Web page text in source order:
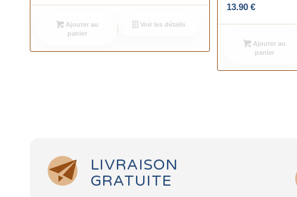
Ajouter au
panier
Voir les détails
13.90€
Ajouter au
panier
LIVRAISON
GRATUITE